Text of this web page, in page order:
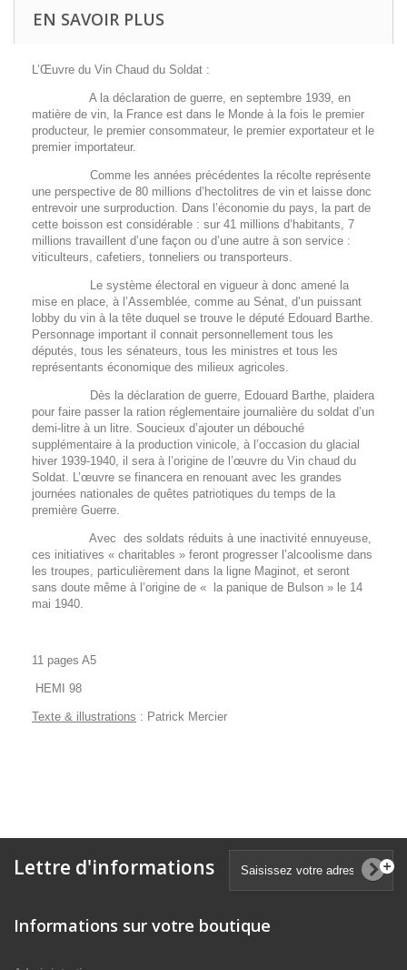
EN SAVOIR PLUS
L’Œuvre du Vin Chaud du Soldat :
A la déclaration de guerre, en septembre 1939, en
matière de vin, la France est dans le Monde à la fois le premier
producteur, le premier consommateur, le premier exportateur et le
premier importateur.
Comme les années précédentes la récolte représente
une perspective de 80 millions d’hectolitres de vin et laisse donc
entrevoir une surproduction. Dans l’économie du pays, la part de
cette boisson est considérable : sur 41 millions d’habitants, 7
millions travaillent d’une façon ou d’une autre à son service :
viticulteurs, cafetiers, tonneliers ou transporteurs.
Le système électoral en vigueur à donc amené la
mise en place, à l’Assemblée, comme au Sénat, d’un puissant
lobby du vin à la tête duquel se trouve le député Edouard Barthe.
Personnage important il connait personnellement tous les
députés, tous les sénateurs, tous les ministres et tous les
représentants économique des milieux agricoles.
Dès la déclaration de guerre, Edouard Barthe, plaidera
pour faire passer la ration réglementaire journalière du soldat d’un
demi-litre à un litre. Soucieux d’ajouter un débouché
supplémentaire à la production vinicole, à l’occasion du glacial
hiver 1939-1940, il sera à l’origine de l’œuvre du Vin chaud du
Soldat. L’œuvre se financera en renouant avec les grandes
journées nationales de quêtes patriotiques du temps de la
première Guerre.
Avec des soldats réduits à une inactivité ennuyeuse,
ces initiatives « charitables » feront progresser l’alcoolisme dans
les troupes, particulièrement dans la ligne Maginot, et seront
sans doute même à l’origine de « la panique de Bulson » le 14
mai 1940.
11 pages A5
HEMI 98
Texte & illustrations : Patrick Mercier
Lettre d'informations
Informations sur votre boutique